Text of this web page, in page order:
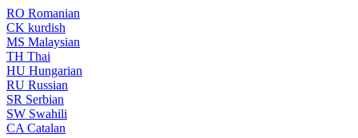
RO Romanian
CK kurdish
MS Malaysian
TH Thai
HU Hungarian
RU Russian
SR Serbian
SW Swahili
CA Catalan